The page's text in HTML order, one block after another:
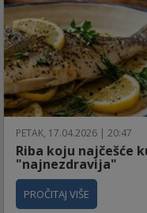
PETAK, 17.04.2026 | 20:47
Riba koju najčešće
"najnezdravija"
PROČITAJ VIŠE